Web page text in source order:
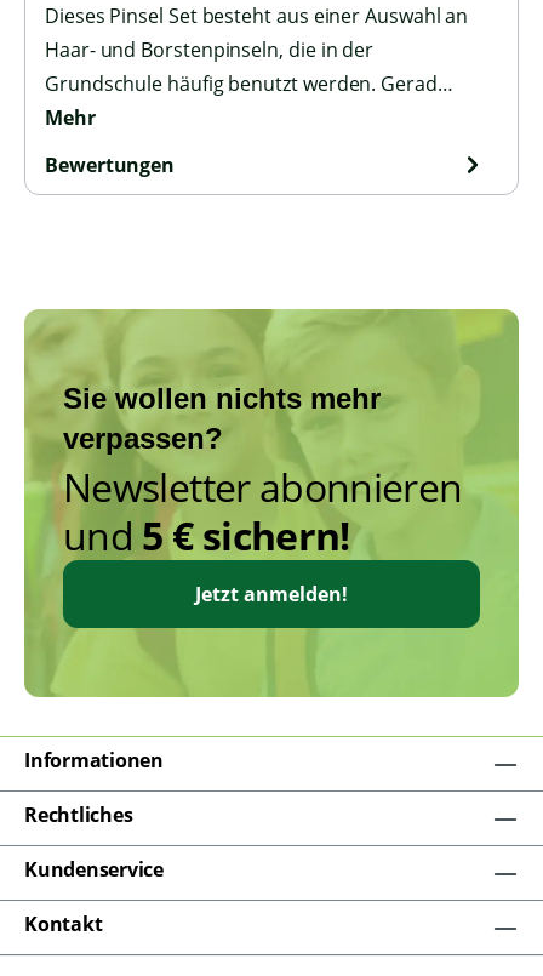
Dieses Pinsel Set besteht aus einer Auswahl an
Haar- und Borstenpinseln, die in der
Grundschule häufig benutzt werden. Gerad…
Mehr
Bewertungen
Sie wollen nichts mehr
verpassen?
Newsletter abonnieren
und 5 € sichern!
Jetzt anmelden!
Informationen
Rechtliches
Kundenservice
Kontakt